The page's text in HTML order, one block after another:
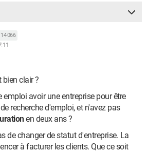
14 066
bien clair ?
emploi avoir une entreprise pour être
recherche d'emploi, et n'avez pas
en deux ans ?
de changer de statut d'entreprise. La
à facturer les clients. Que ce soit